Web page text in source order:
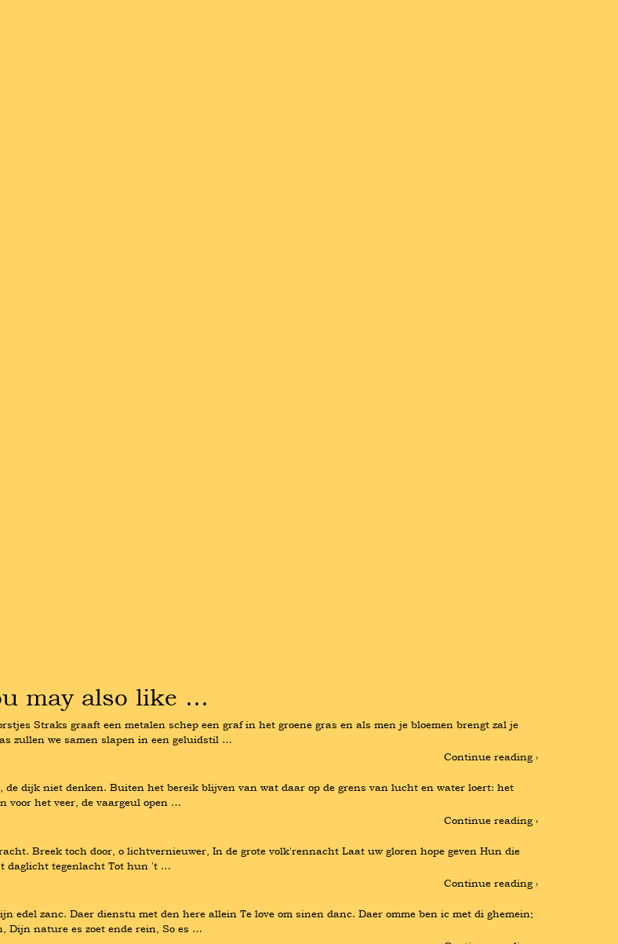
may also like …
Straks graaft een metalen schep een graf in het groene gras en als men je bloemen brengt zal je
zullen we samen slapen in een geluidstil …
Continue reading ›
de dijk niet denken. Buiten het bereik blijven van wat daar op de grens van lucht en water loert: het
voor het veer, de vaargeul open …
Continue reading ›
Breek toch door, o lichtvernieuwer, In de grote volk'rennacht Laat uw gloren hope geven Hun die
daglicht tegenlacht Tot hun 't …
Continue reading ›
edel zanc. Daer dienstu met den here allein Te love om sinen danc. Daer omme ben ic met di ghemein;
Dijn nature es zoet ende rein, So es …